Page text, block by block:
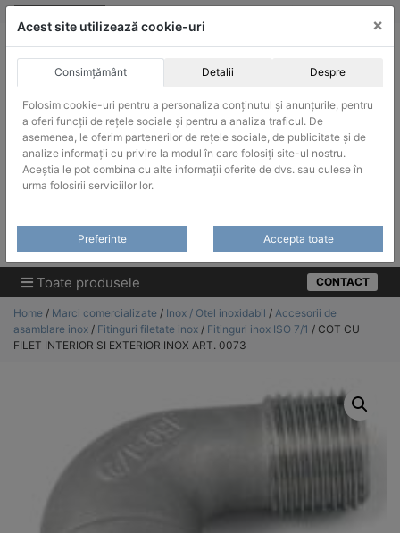
Skip
ACHIZITII PUBLICE
Produsele pot fi achizitionate si in sistemul SEAP / SICAP
Products
Toate produsele CONTACT
Home / Marci comercializate / Inox / Otel inoxidabil / Accesorii de
asamblare inox / Fitinguri filetate inox / Fitinguri inox ISO 7/1 / COT CU
FILET INTERIOR SI EXTERIOR INOX ART. 0073
Acest site utilizează cookie-uri ×
Consimțământ Detalii Despre
Folosim cookie-uri pentru a personaliza conținutul și anunțurile, pentru
a oferi funcții de rețele sociale și pentru a analiza traficul. De
asemenea, le oferim partenerilor de rețele sociale, de publicitate și de
analize informații cu privire la modul în care folosiți site-ul nostru.
Aceștia le pot combina cu alte informații oferite de dvs. sau culese în
urma folosirii serviciilor lor.
Preferinte Accepta toate